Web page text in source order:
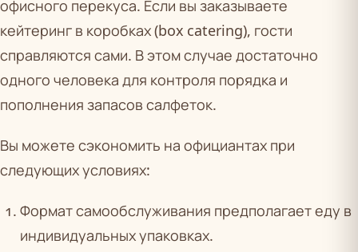
офисного перекуса. Если вы заказываете
кейтеринг в коробках (box catering), гости
справляются сами. В этом случае достаточно
одного человека для контроля порядка и
пополнения запасов салфеток.
Вы можете сэкономить на официантах при
следующих условиях:
Формат самообслуживания предполагает еду в
индивидуальных упаковках.